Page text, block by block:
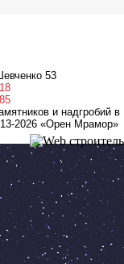
53
и надгробий в
2026 «Орен Мрамор»